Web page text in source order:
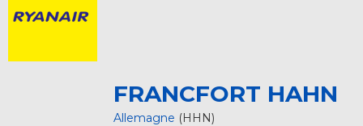
FRANCFORT HAHN
Allemagne (HHN)